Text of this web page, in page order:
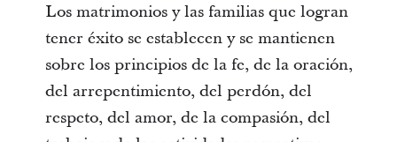
Los matrimonios y las familias que logran
tener éxito se establecen y se mantienen
sobre los principios de la fe, de la oración,
del arrepentimiento, del perdón, del
respeto, del amor, de la compasión, del